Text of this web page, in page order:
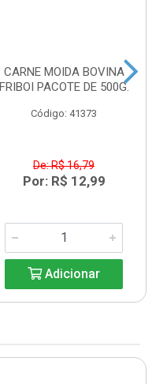
CARNE MOIDA BOVINA
FRIBOI PACOTE DE 500G.
Código: 41373
De: R$ 16,79
Por: R$ 12,99
Adicionar